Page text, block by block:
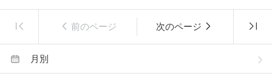
前のページ 次のページ
月別